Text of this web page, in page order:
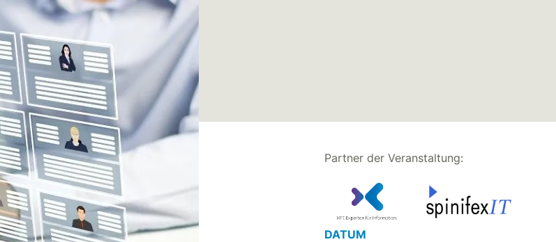
Partner der Veranstaltung:
DATUM